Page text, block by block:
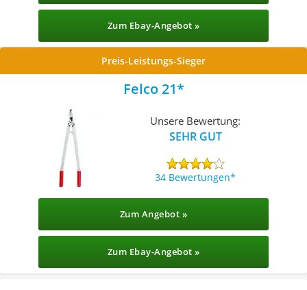
Zum Ebay-Angebot »
Preis-Leistungs-Sieger
Felco 21
Unsere Bewertung:
SEHR GUT
34 Bewertungen
Zum Angebot »
Zum Ebay-Angebot »